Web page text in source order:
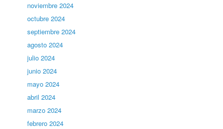
noviembre 2024
octubre 2024
septiembre 2024
agosto 2024
julio 2024
junio 2024
mayo 2024
abril 2024
marzo 2024
febrero 2024